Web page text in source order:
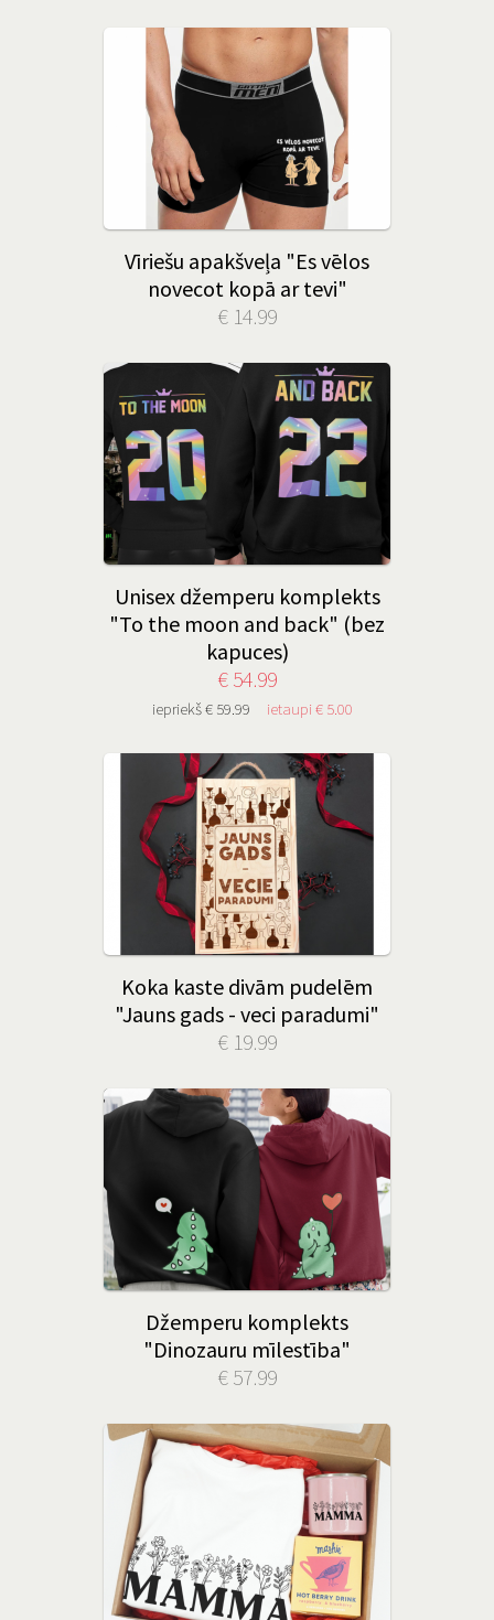
Vīriešu apakšveļa "Es vēlos
novecot kopā ar tevi"
€ 14.99
Unisex džemperu komplekts
"To the moon and back" (bez
kapuces)
€ 54.99
iepriekš € 59.99 ietaupi € 5.00
Koka kaste divām pudelēm
"Jauns gads - veci paradumi"
€ 19.99
Džemperu komplekts
"Dinozauru mīlestība"
€ 57.99